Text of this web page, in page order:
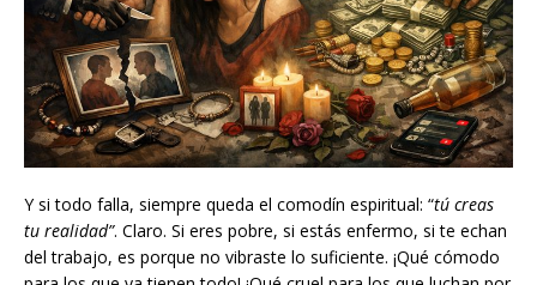
Y si todo falla, siempre queda el comodín espiritual: “tú creas
tu realidad”. Claro. Si eres pobre, si estás enfermo, si te echan
del trabajo, es porque no vibraste lo suficiente. ¡Qué cómodo